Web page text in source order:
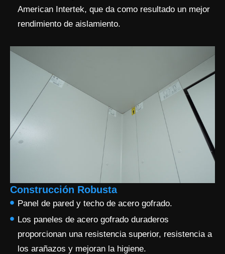
American Intertek, que da como resultado un mejor
rendimiento de aislamiento.
Construcción Robusta
Panel de pared y techo de acero gofrado.
Los paneles de acero gofrado duraderos
proporcionan una resistencia superior, resistencia a
los arañazos y mejoran la higiene.